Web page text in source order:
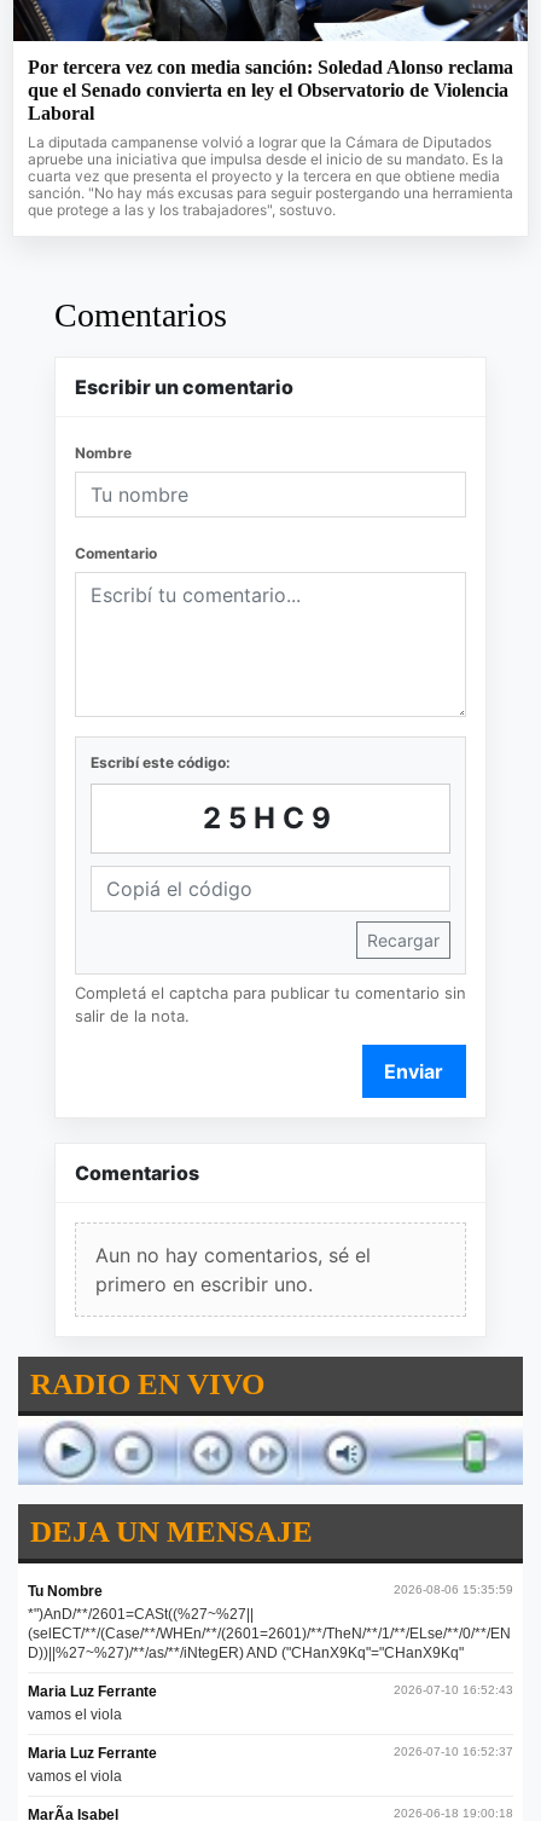
Por tercera vez con media sanción: Soledad Alonso reclama
que el Senado convierta en ley el Observatorio de Violencia
Laboral
La diputada campanense volvió a lograr que la Cámara de Diputados
apruebe una iniciativa que impulsa desde el inicio de su mandato. Es la
cuarta vez que presenta el proyecto y la tercera en que obtiene media
sanción. "No hay más excusas para seguir postergando una herramienta
que protege a las y los trabajadores", sostuvo.
Comentarios
Escribir un comentario
Nombre
Comentario
Escribí este código:
25HC9
Recargar
Completá el captcha para publicar tu comentario sin
salir de la nota.
Enviar
Comentarios
Aun no hay comentarios, sé el
primero en escribir uno.
RADIO EN VIVO
DEJA UN MENSAJE